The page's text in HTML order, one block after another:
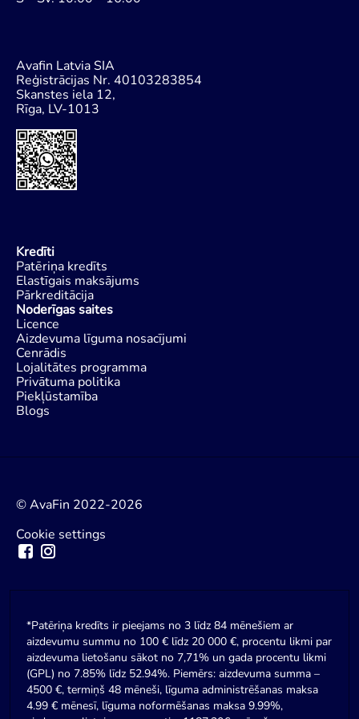
Avafin Latvia SIA
Reģistrācijas Nr. 40103283854
Skanstes iela 12,
Rīga, LV-1013
Kredīti
Patēriņa kredīts
Elastīgais maksājums
Pārkreditācija
Noderīgas saites
Licence
Aizdevuma līguma nosacījumi
Cenrādis
Lojalitātes programma
Privātuma politika
Piekļūstamība
Blogs
© AvaFin 2022-2026
Cookie settings
*Patēriņa kredīts ir pieejams no 3 līdz 84 mēnešiem ar
aizdevumu summu no 100 € līdz 20 000 €, procentu likmi par
aizdevuma lietošanu sākot no 7,71% un gada procentu likmi
(GPL) no 7.85% līdz 52.94%. Piemērs: aizdevuma summa –
4500 €, termiņš 48 mēneši, līguma administrēšanas maksa
4.99 € mēnesī, līguma noformēšanas maksa 9.99%,